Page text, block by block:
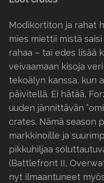
Modikortiton ja rahat
mies miettii mistä
rahaa – tai edes lisää
veivaamaan kisoja
tekoälyn kanssa, kun
päivitellä. Ei hätää,
uuden jännittävän
crates. Nämä season
markkinoille ja
pikkuhiljaa
(Battlefront II,
nyt ilmaantuneet